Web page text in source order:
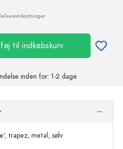
til indkøbskurv
inden for: 1-2 dage
trapez, metal, sølv